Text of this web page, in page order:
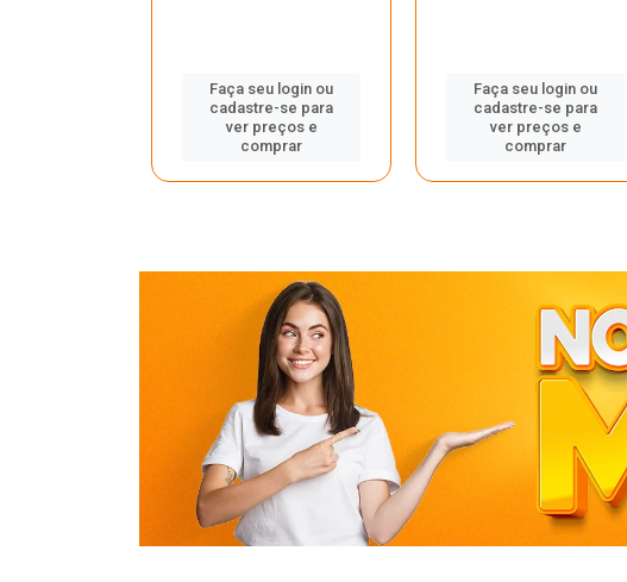
Faça seu login ou
cadastre-se para
ver preços e
comprar
Faça seu login ou
cadastre-se para
ver preços e
comprar